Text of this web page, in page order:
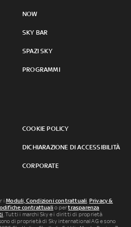
NOW
SKY BAR
SPAZI SKY
PROGRAMMI
COOKIE POLICY
DICHIARAZIONE DI ACCESSIBILITÀ
CORPORATE
iModuli, Condizioni contrattuali, Privacy &
contrattuali o pertrasparenza
. Tutti i marchi Sky e i diritti di proprietà
di proprietà di Sky international AG e sono